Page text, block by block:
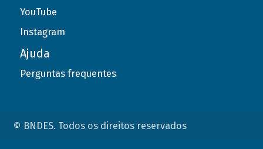
YouTube
Instagram
Ajuda
Perguntas frequentes
© BNDES. Todos os direitos reservados